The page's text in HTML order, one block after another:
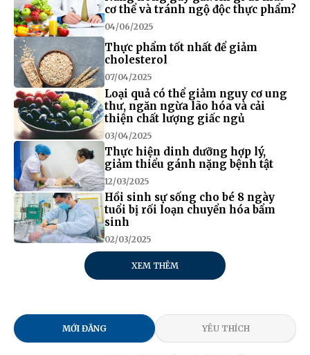
cơ thể và tránh ngộ độc thực phẩm?
04/06/2025
Thực phẩm tốt nhất để giảm
cholesterol
07/04/2025
Loại quả có thể giảm nguy cơ ung
thư, ngăn ngừa lão hóa và cải
thiện chất lượng giấc ngủ
03/04/2025
Thực hiện dinh dưỡng hợp lý,
giảm thiểu gánh nặng bệnh tật
12/03/2025
Hồi sinh sự sống cho bé 8 ngày
tuổi bị rối loạn chuyển hóa bẩm
sinh
02/03/2025
XEM THÊM
MỚI ĐĂNG YÊU THÍCH